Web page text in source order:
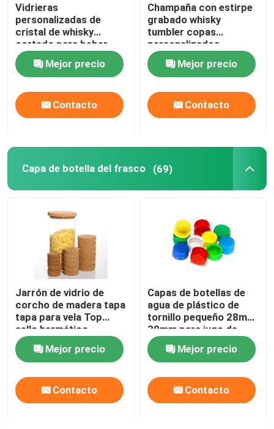
Vidrieras
personalizadas de
cristal de whisky
cortado para beber
jugo de frutas
Mejor precio
Contacto
Champaña con estirpe
grabado whisky
tumbler copas
personalizados
Mejor precio
Contacto
Capa de botella del frasco (69)
Jarrón de vidrio de
corcho de madera tapa
tapa para vela Top
sello hermético
Mejor precio
Contacto
Capas de botellas de
agua de plástico de
tornillo pequeño 28mm
30mm para jugo de
bebida
Mejor precio
Contacto